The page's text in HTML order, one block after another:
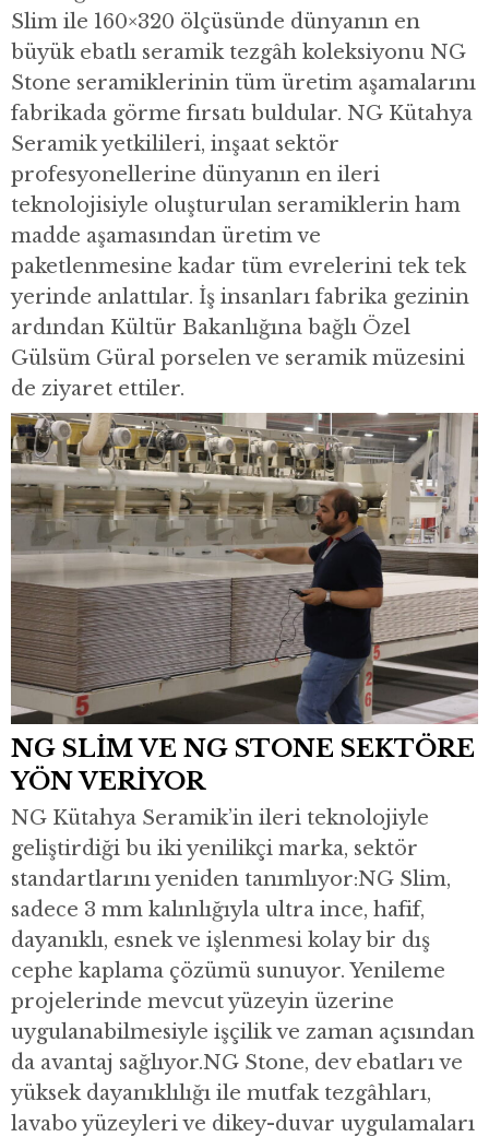
Slim ile 160×320 ölçüsünde dünyanın en
büyük ebatlı seramik tezgâh koleksiyonu NG
Stone seramiklerinin tüm üretim aşamalarını
fabrikada görme fırsatı buldular. NG Kütahya
Seramik yetkilileri, inşaat sektör
profesyonellerine dünyanın en ileri
teknolojisiyle oluşturulan seramiklerin ham
madde aşamasından üretim ve
paketlenmesine kadar tüm evrelerini tek tek
yerinde anlattılar. İş insanları fabrika gezinin
ardından Kültür Bakanlığına bağlı Özel
Gülsüm Güral porselen ve seramik müzesini
de ziyaret ettiler.
NG SLİM VE NG STONE SEKTÖRE
YÖN VERİYOR
NG Kütahya Seramik’in ileri teknolojiyle
geliştirdiği bu iki yenilikçi marka, sektör
standartlarını yeniden tanımlıyor:NG Slim,
sadece 3 mm kalınlığıyla ultra ince, hafif,
dayanıklı, esnek ve işlenmesi kolay bir dış
cephe kaplama çözümü sunuyor. Yenileme
projelerinde mevcut yüzeyin üzerine
uygulanabilmesiyle işçilik ve zaman açısından
da avantaj sağlıyor.NG Stone, dev ebatları ve
yüksek dayanıklılığı ile mutfak tezgâhları,
lavabo yüzeyleri ve dikey-duvar uygulamaları